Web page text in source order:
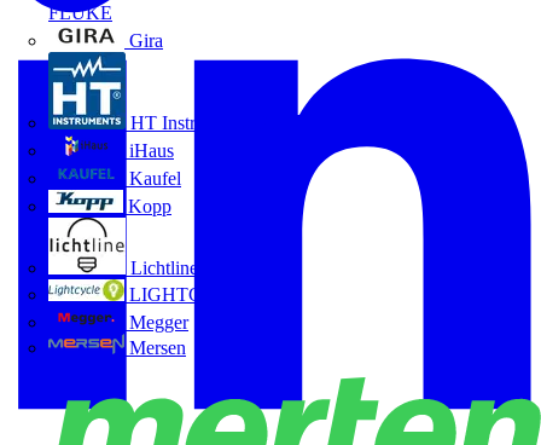
FLUKE
Gira
HT Instruments GmbH
iHaus
Kaufel
Kopp
Lichtline
LIGHTCYCLE
Megger
Mersen